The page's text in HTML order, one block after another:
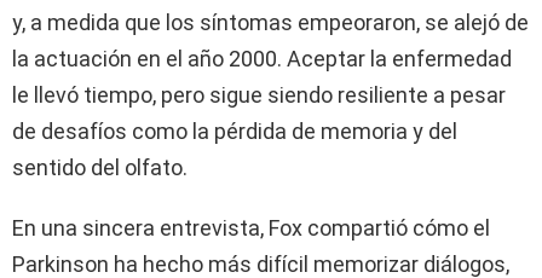
y, a medida que los síntomas empeoraron, se alejó de
la actuación en el año 2000. Aceptar la enfermedad
le llevó tiempo, pero sigue siendo resiliente a pesar
de desafíos como la pérdida de memoria y del
sentido del olfato.
En una sincera entrevista, Fox compartió cómo el
Parkinson ha hecho más difícil memorizar diálogos,